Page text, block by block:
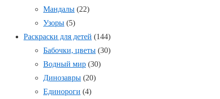
Мандалы (22)
Узоры (5)
Раскраски для детей (144)
Бабочки, цветы (30)
Водный мир (30)
Динозавры (20)
Единороги (4)